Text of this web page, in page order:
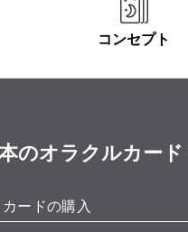
コンセプト
のオラクルカー
カードの購入